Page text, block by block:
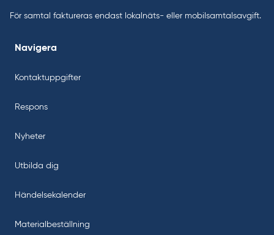
För samtal faktureras endast lokalnäts- eller mobilsamtalsavgift.
Navigera
Kontaktuppgifter
Respons
Nyheter
Utbilda dig
Händelsekalender
Materialbeställning